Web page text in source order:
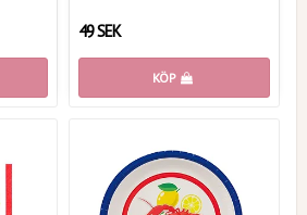
49 SEK
KÖP